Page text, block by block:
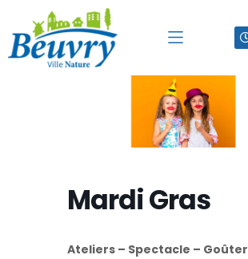
Mardi Gras
Ateliers – Spectacle – Goûter